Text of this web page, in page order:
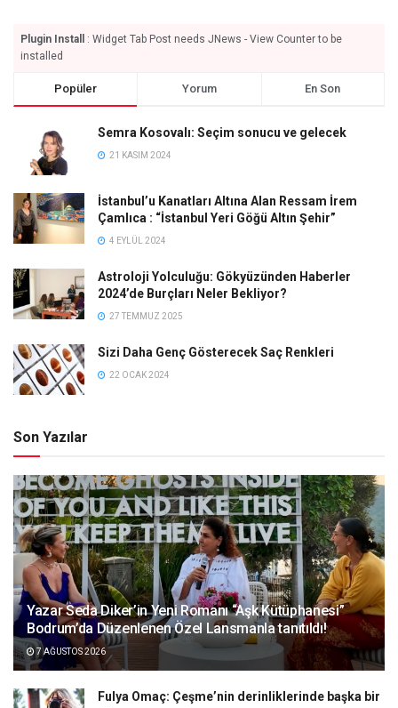
Plugin Install
: Widget Tab Post needs JNews - View Counter to be
installed
Popüler Yorum En Son
Semra Kosovalı: Seçim sonucu ve gelecek
21 KASIM 2024
İstanbul’u Kanatları Altına Alan Ressam İrem
Çamlıca : “İstanbul Yeri Göğü Altın Şehir”
4 EYLÜL 2024
Astroloji Yolculuğu: Gökyüzünden Haberler
2024’de Burçları Neler Bekliyor?
27 TEMMUZ 2025
Sizi Daha Genç Gösterecek Saç Renkleri
22 OCAK 2024
Son Yazılar
Yazar Seda Diker’in Yeni Romanı “Aşk Kütüphanesi”
Bodrum’da Düzenlenen Özel Lansmanla tanıtıldı!
7 AĞUSTOS 2026
Fulya Omaç: Çeşme’nin derinliklerinde başka bir